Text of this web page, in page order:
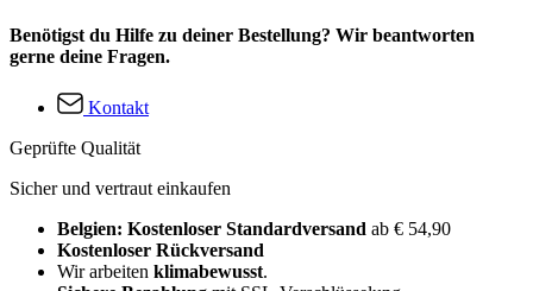
Benötigst du Hilfe zu deiner Bestellung? Wir beantworten
gerne deine Fragen.
Kontakt
Geprüfte Qualität
Sicher und vertraut einkaufen
Belgien: Kostenloser Standardversand ab € 54,90
Kostenloser Rückversand
Wir arbeiten klimabewusst.